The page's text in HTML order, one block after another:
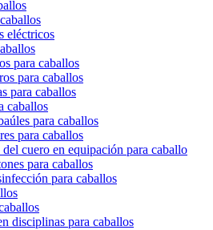
eléctricos
para caballos
para caballos
para caballos
caballos
para caballos
para caballos
cuero en equipación para caballo
para caballos
para caballos
disciplinas para caballos